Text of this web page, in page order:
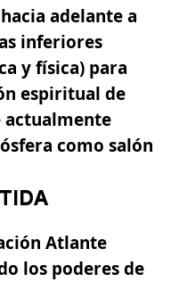
adelante a
inferiores
y física) para
espiritual de
actualmente
como salón
Atlante
los poderes de